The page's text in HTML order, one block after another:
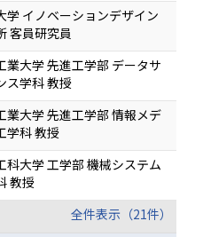
学 イノベーションデザイン
客員研究員
業大学 先進工学部 データサ
ス学科 教授
業大学 先進工学部 情報メデ
学科 教授
科大学 工学部 機械システム
教授
全件表示（21件）